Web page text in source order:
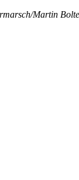
Martin Bolte